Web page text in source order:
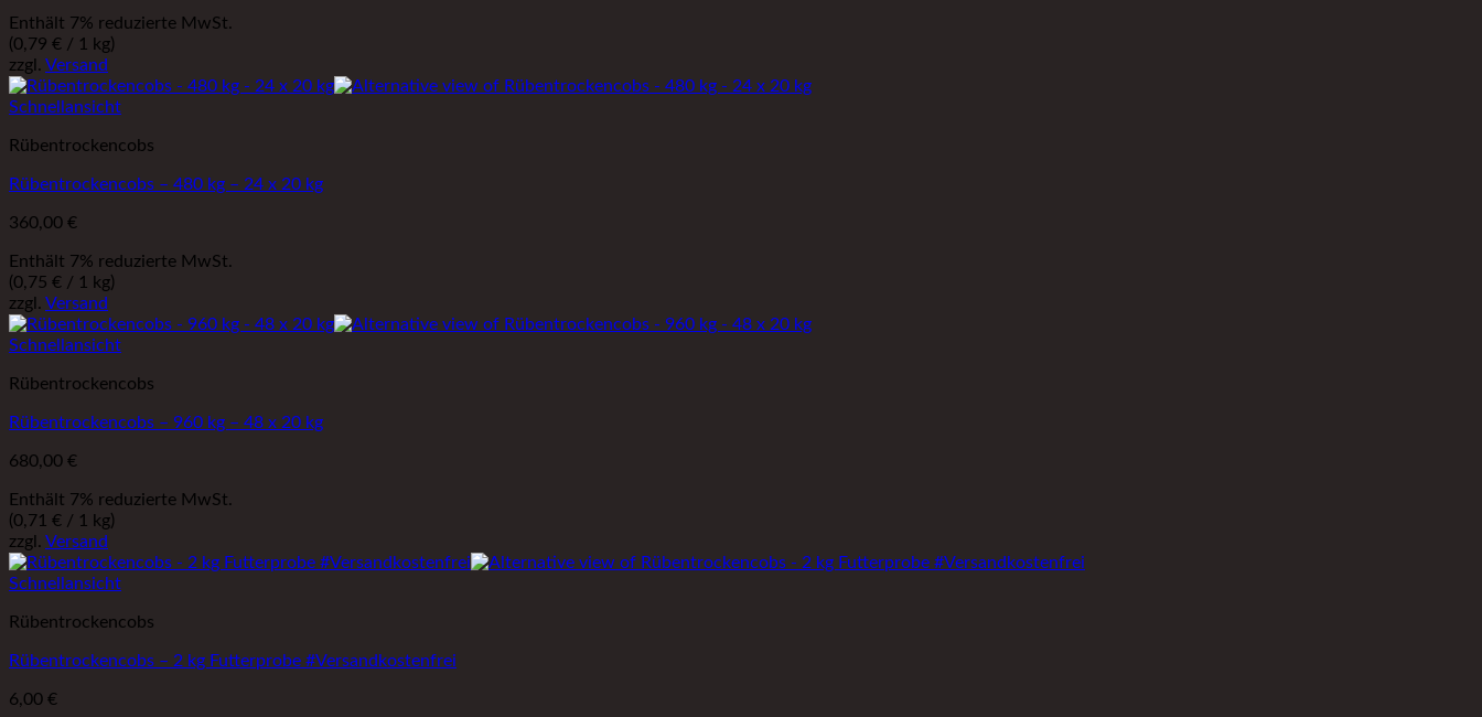
Enthält 7% reduzierte MwSt.
(0,79 € / 1 kg)
zzgl. Versand
Schnellansicht
Rübentrockencobs
Rübentrockencobs – 480 kg – 24 x 20 kg
360,00 €
Enthält 7% reduzierte MwSt.
(0,75 € / 1 kg)
zzgl. Versand
Schnellansicht
Rübentrockencobs
Rübentrockencobs – 960 kg – 48 x 20 kg
680,00 €
Enthält 7% reduzierte MwSt.
(0,71 € / 1 kg)
zzgl. Versand
Schnellansicht
Rübentrockencobs
Rübentrockencobs – 2 kg Futterprobe #Versandkostenfrei
6,00 €